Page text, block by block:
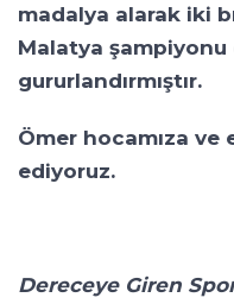
madalya alarak iki
Malatya şampiyonu
gururlandırmıştır.
Ömer hocamıza
ediyoruz.
Dereceye Giren